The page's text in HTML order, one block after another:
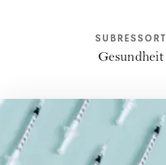
SUBRESSORT
Gesundheit